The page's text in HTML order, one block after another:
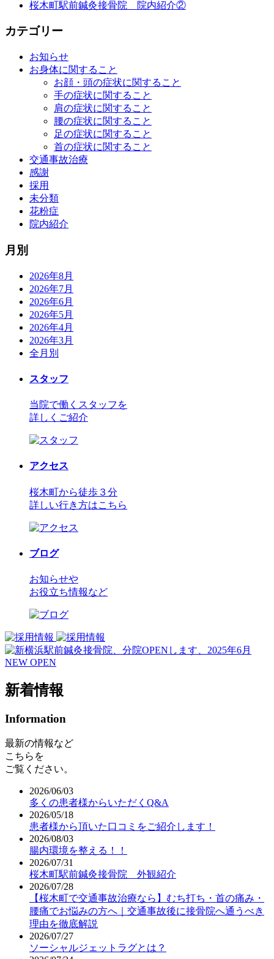
桜木町駅前鍼灸接骨院 院内紹介②
カテゴリー
お知らせ
お身体に関すること
お顔・頭の症状に関すること
手の症状に関すること
肩の症状に関すること
腰の症状に関すること
足の症状に関すること
首の症状に関すること
交通事故治療
感謝
採用
未分類
花粉症
院内紹介
月別
2026年8月
2026年7月
2026年6月
2026年5月
2026年4月
2026年3月
全月別
スタッフ
当院で働くスタッフを
詳しくご紹介
アクセス
桜木町から徒歩３分
詳しい行き方はこちら
ブログ
お知らせや
お役立ち情報など
新着情報
Information
最新の情報など
こちらを
ご覧ください。
2026/06/03
多くの患者様からいただくQ&A
2026/05/18
患者様から頂いた口コミをご紹介します！
2026/08/03
腸内環境を整える！！
2026/07/31
桜木町駅前鍼灸接骨院 外観紹介
2026/07/28
【桜木町で交通事故治療なら】むち打ち・首の痛み・
腰痛でお悩みの方へ｜交通事故後に接骨院へ通うべき
理由を徹底解説
2026/07/27
ソーシャルジェットラグとは？